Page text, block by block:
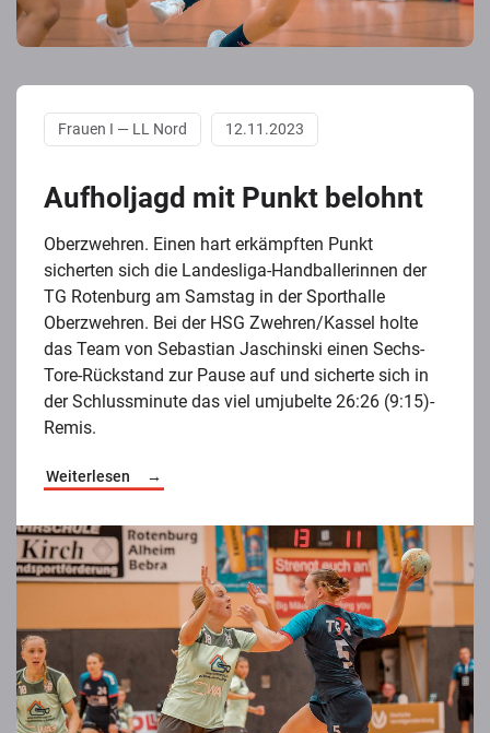
Aufholjagd mit Punkt belohnt
Frauen I — LL Nord 12.11.2023
Oberzwehren. Einen hart erkämpften Punkt
sicherten sich die Landesliga-Handballerinnen der
TG Rotenburg am Samstag in der Sporthalle
Oberzwehren. Bei der HSG Zwehren/Kassel holte
das Team von Sebastian Jaschinski einen Sechs-
Tore-Rückstand zur Pause auf und sicherte sich in
der Schlussminute das viel umjubelte 26:26 (9:15)-
Remis.
Weiterlesen